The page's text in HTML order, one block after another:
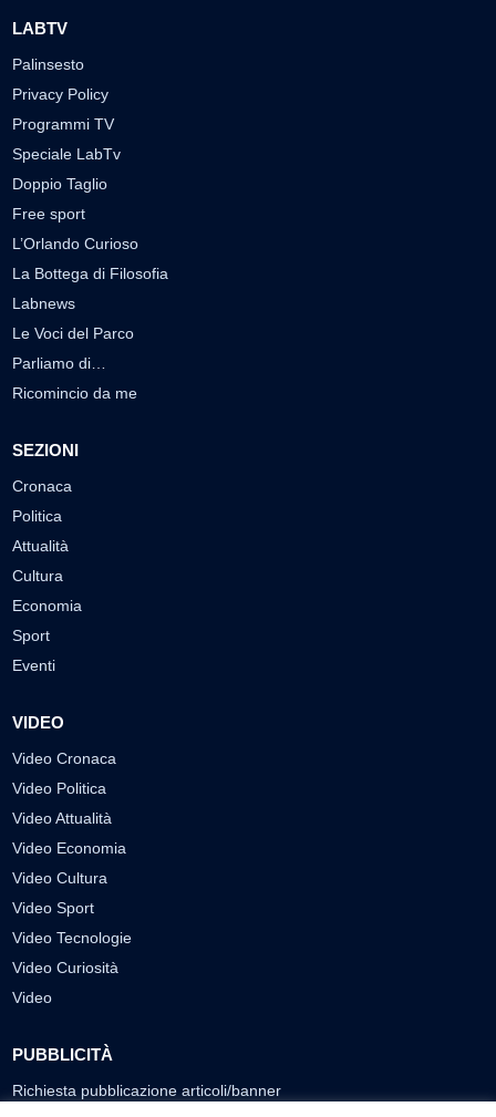
LABTV
Palinsesto
Privacy Policy
Programmi TV
Speciale LabTv
Doppio Taglio
Free sport
L’Orlando Curioso
La Bottega di Filosofia
Labnews
Le Voci del Parco
Parliamo di…
Ricomincio da me
SEZIONI
Cronaca
Politica
Attualità
Cultura
Economia
Sport
Eventi
VIDEO
Video Cronaca
Video Politica
Video Attualità
Video Economia
Video Cultura
Video Sport
Video Tecnologie
Video Curiosità
Video
PUBBLICITÀ
Richiesta pubblicazione articoli/banner